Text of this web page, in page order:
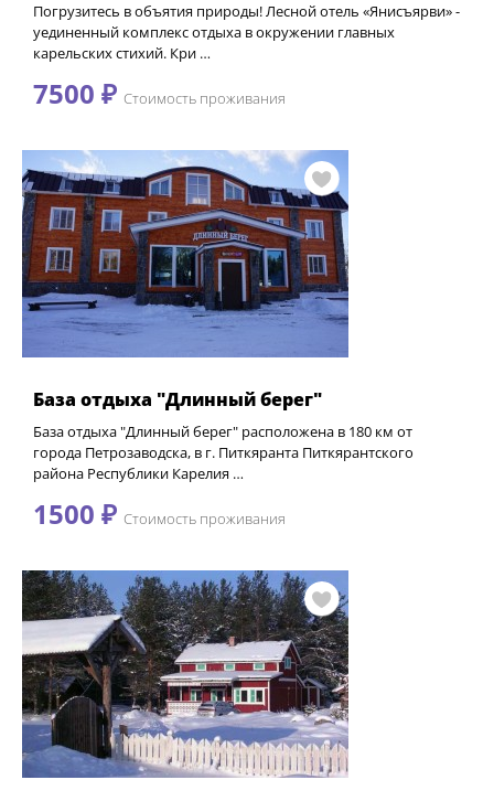
Погрузитесь в объятия природы! Лесной отель «Янисъярви» -
уединенный комплекс отдыха в окружении главных
карельских стихий. Кри …
7500 ₽ Стоимость проживания
База отдыха "Длинный берег"
База отдыха "Длинный берег" расположена в 180 км от
города Петрозаводска, в г. Питкяранта Питкярантского
района Республики Карелия …
1500 ₽ Стоимость проживания